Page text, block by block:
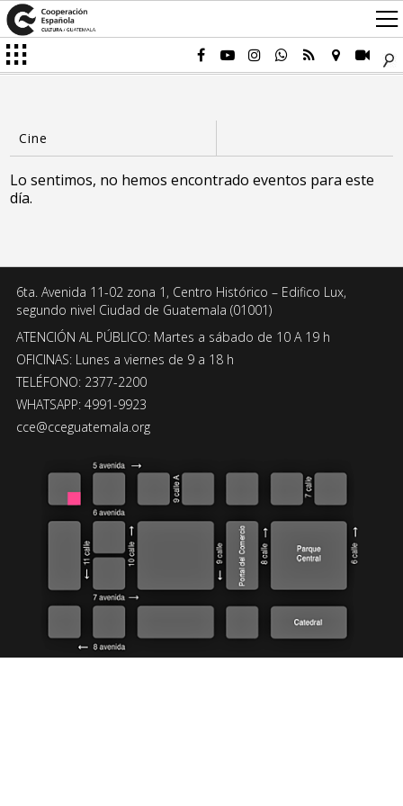
Lo sentimos, no hemos encontrado eventos para este
día.
6ta. Avenida 11-02 zona 1, Centro Histórico – Edifico Lux,
segundo nivel Ciudad de Guatemala (01001)
ATENCIÓN AL PÚBLICO: Martes a sábado de 10 A 19 h
OFICINAS: Lunes a viernes de 9 a 18 h
TELÉFONO: 2377-2200
WHATSAPP: 4991-9923
cce@cceguatemala.org